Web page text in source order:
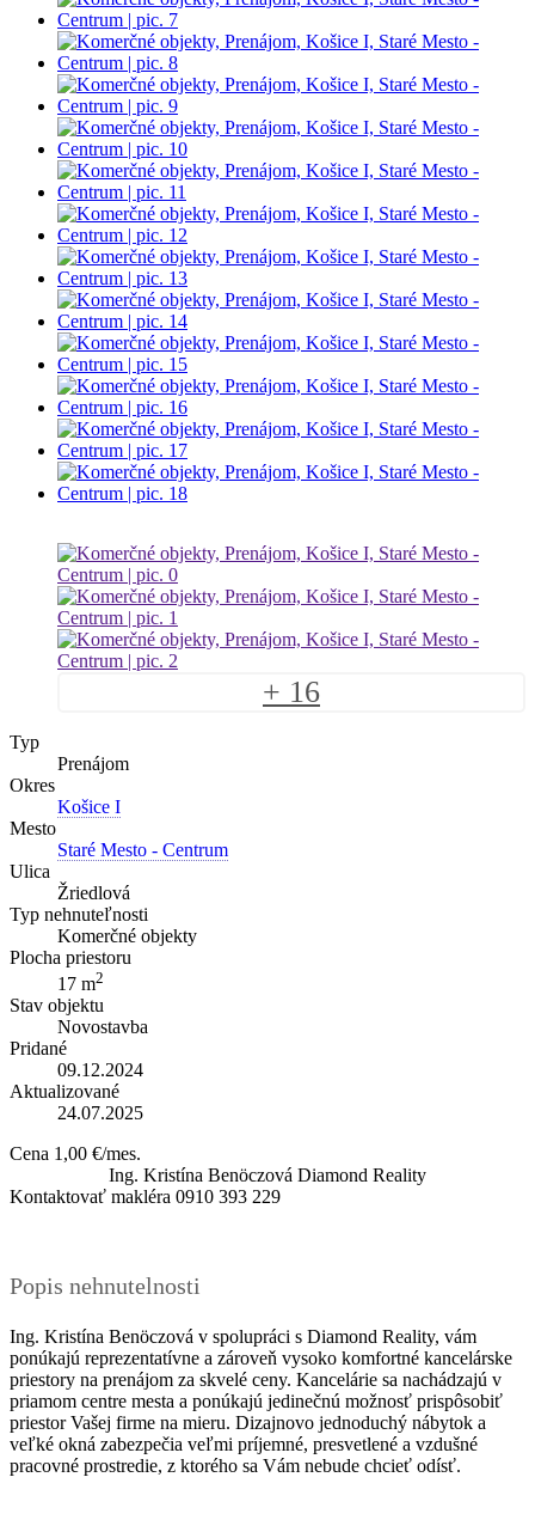
+ 16
Typ
Prenájom
Okres
Košice I
Mesto
Staré Mesto - Centrum
Ulica
Žriedlová
Typ nehnuteľnosti
Komerčné objekty
Plocha priestoru
17 m2
Stav objektu
Novostavba
Pridané
09.12.2024
Aktualizované
24.07.2025
Cena 1,00 €/mes.
Ing. Kristína Benöczová Diamond Reality
Kontaktovať makléra 0910 393 229
Popis nehnutelnosti
Ing. Kristína Benöczová v spolupráci s Diamond Reality, vám
ponúkajú reprezentatívne a zároveň vysoko komfortné kancelárske
priestory na prenájom za skvelé ceny. Kancelárie sa nachádzajú v
priamom centre mesta a ponúkajú jedinečnú možnosť prispôsobiť
priestor Vašej firme na mieru. Dizajnovo jednoduchý nábytok a
veľké okná zabezpečia veľmi príjemné, presvetlené a vzdušné
pracovné prostredie, z ktorého sa Vám nebude chcieť odísť.